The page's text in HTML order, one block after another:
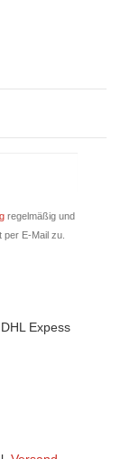
regelmäßig und
E-Mail zu.